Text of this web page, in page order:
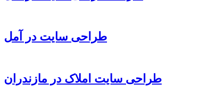
طراحی سایت در آمل
طراحی سایت املاک در مازندران